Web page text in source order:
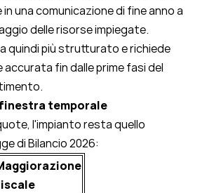
una comunicazione di fine anno a
delle risorse impiegate.
quindi più strutturato e richiede
accurata fin dalle prime fasi del
temporale
l'impianto resta quello
di Bilancio 2026: